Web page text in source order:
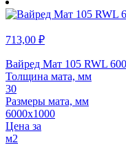
мм
713,00 ₽
Вайред Мат 105 RWL
Толщина мата, мм
30
Размеры мата, мм
6000х1000
Цена за
м2